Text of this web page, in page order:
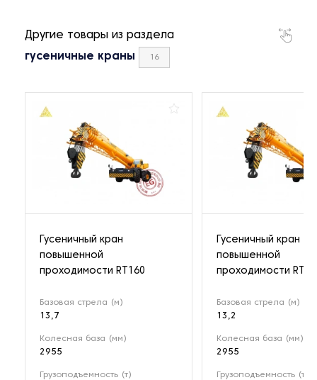
Другие товары из раздела
гусеничные краны 16
Гусеничный кран
повышенной
проходимости RT160
Базовая стрела (м)
13,7
Колесная база (мм)
2955
Грузоподъемность (т)
Гусеничный кран
повышенной
проходимости
Базовая стрела (м)
13,2
Колесная база (мм)
2955
Грузоподъемность (т)